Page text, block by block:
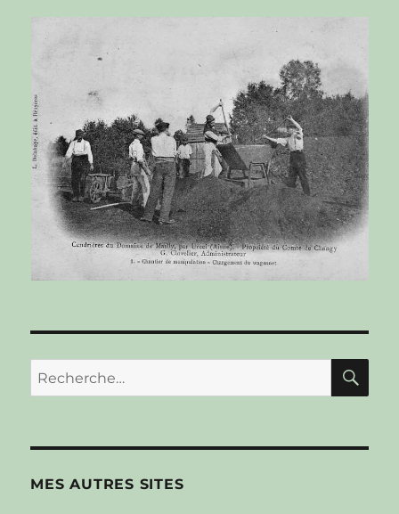
Recherche
pour :
MES AUTRES SITES